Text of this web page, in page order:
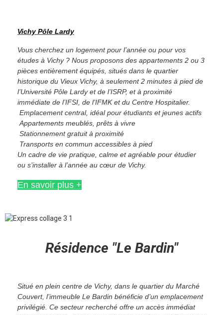
Vichy Pôle Lardy
Vous cherchez un logement pour l’année ou pour vos
études à Vichy ? Nous proposons des appartements 2 ou 3
pièces entièrement équipés, situés dans le quartier
historique du Vieux Vichy, à seulement 2 minutes à pied de
l’Université Pôle Lardy et de l’ISRP, et à proximité
immédiate de l’IFSI, de l’IFMK et du Centre Hospitalier.
Emplacement central, idéal pour étudiants et jeunes actifs
Appartements meublés, prêts à vivre
Stationnement gratuit à proximité
Transports en commun accessibles à pied
Un cadre de vie pratique, calme et agréable pour étudier
ou s’installer à l’année au cœur de Vichy.
En savoir plus +
Résidence "Le Bardin"
Situé en plein centre de Vichy, dans le quartier du Marché
Couvert, l’immeuble Le Bardin bénéficie d’un emplacement
privilégié. Ce secteur recherché offre un accès immédiat